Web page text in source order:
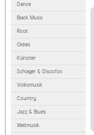
Dance
Black Music
Rock
Oldies
Künstler
Schlager & Discofox
Volksmusik
Country
Jazz & Blues
Weltmusik